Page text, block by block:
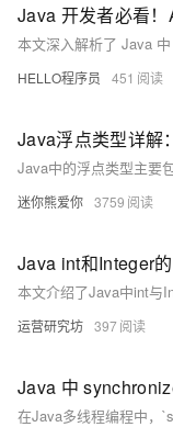
HELLO程序员 451
Java浮点类型详解
迷你熊爱你 3759
Java int和Integer
运营研究坊 397
Java 中